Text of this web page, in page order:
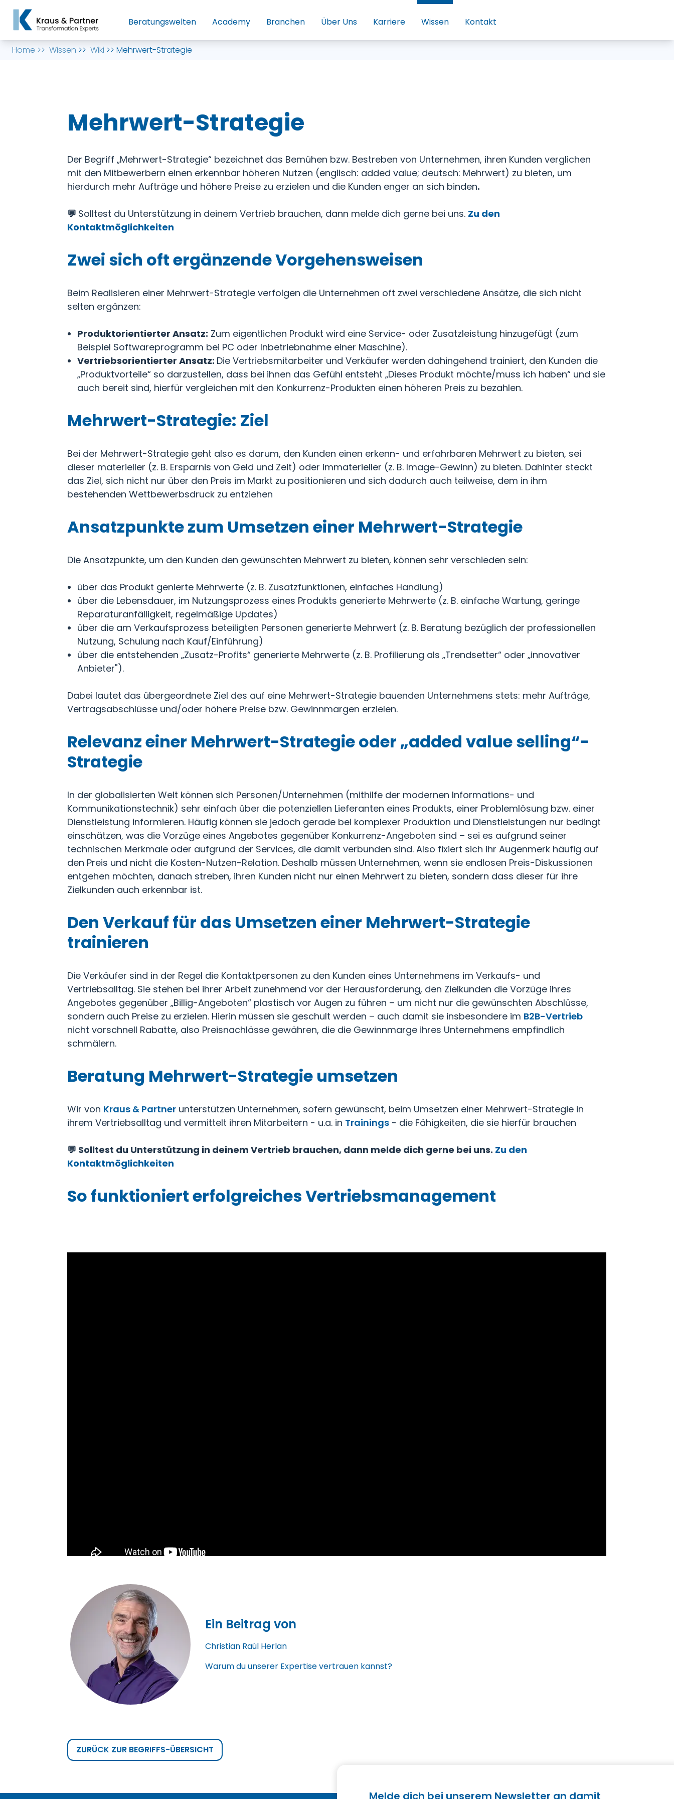
Beratungswelten Academy Branchen Über Uns Karriere Wissen Kontakt
Home >> Wissen >> Wiki >> Mehrwert-Strategie
Mehrwert-Strategie
Der Begriff „Mehrwert-Strategie“ bezeichnet das Bemühen bzw. Bestreben von Unternehmen, ihren Kunden verglichen
mit den Mitbewerbern einen erkennbar höheren Nutzen (englisch: added value; deutsch: Mehrwert) zu bieten, um
hierdurch mehr Aufträge und höhere Preise zu erzielen und die Kunden enger an sich binden.
💬 Solltest du Unterstützung in deinem Vertrieb brauchen, dann melde dich gerne bei uns. Zu den
Kontaktmöglichkeiten
Zwei sich oft ergänzende Vorgehensweisen
Beim Realisieren einer Mehrwert-Strategie verfolgen die Unternehmen oft zwei verschiedene Ansätze, die sich nicht
selten ergänzen:
Produktorientierter Ansatz: Zum eigentlichen Produkt wird eine Service- oder Zusatzleistung hinzugefügt (zum
Beispiel Softwareprogramm bei PC oder Inbetriebnahme einer Maschine).
Vertriebsorientierter Ansatz: Die Vertriebsmitarbeiter und Verkäufer werden dahingehend trainiert, den Kunden die
„Produktvorteile“ so darzustellen, dass bei ihnen das Gefühl entsteht „Dieses Produkt möchte/muss ich haben“ und sie
auch bereit sind, hierfür vergleichen mit den Konkurrenz-Produkten einen höheren Preis zu bezahlen.
Mehrwert-Strategie: Ziel
Bei der Mehrwert-Strategie geht also es darum, den Kunden einen erkenn- und erfahrbaren Mehrwert zu bieten, sei
dieser materieller (z. B. Ersparnis von Geld und Zeit) oder immaterieller (z. B. Image-Gewinn) zu bieten. Dahinter steckt
das Ziel, sich nicht nur über den Preis im Markt zu positionieren und sich dadurch auch teilweise, dem in ihm
bestehenden Wettbewerbsdruck zu entziehen
Ansatzpunkte zum Umsetzen einer Mehrwert-Strategie
Die Ansatzpunkte, um den Kunden den gewünschten Mehrwert zu bieten, können sehr verschieden sein:
über das Produkt genierte Mehrwerte (z. B. Zusatzfunktionen, einfaches Handlung)
über die Lebensdauer, im Nutzungsprozess eines Produkts generierte Mehrwerte (z. B. einfache Wartung, geringe
Reparaturanfälligkeit, regelmäßige Updates)
über die am Verkaufsprozess beteiligten Personen generierte Mehrwert (z. B. Beratung bezüglich der professionellen
Nutzung, Schulung nach Kauf/Einführung)
über die entstehenden „Zusatz-Profits“ generierte Mehrwerte (z. B. Profilierung als „Trendsetter“ oder „innovativer
Anbieter").
Dabei lautet das übergeordnete Ziel des auf eine Mehrwert-Strategie bauenden Unternehmens stets: mehr Aufträge,
Vertragsabschlüsse und/oder höhere Preise bzw. Gewinnmargen erzielen.
Relevanz einer Mehrwert-Strategie oder „added value selling“-
Strategie
In der globalisierten Welt können sich Personen/Unternehmen (mithilfe der modernen Informations- und
Kommunikationstechnik) sehr einfach über die potenziellen Lieferanten eines Produkts, einer Problemlösung bzw. einer
Dienstleistung informieren. Häufig können sie jedoch gerade bei komplexer Produktion und Dienstleistungen nur bedingt
einschätzen, was die Vorzüge eines Angebotes gegenüber Konkurrenz-Angeboten sind – sei es aufgrund seiner
technischen Merkmale oder aufgrund der Services, die damit verbunden sind. Also fixiert sich ihr Augenmerk häufig auf
den Preis und nicht die Kosten-Nutzen-Relation. Deshalb müssen Unternehmen, wenn sie endlosen Preis-Diskussionen
entgehen möchten, danach streben, ihren Kunden nicht nur einen Mehrwert zu bieten, sondern dass dieser für ihre
Zielkunden auch erkennbar ist.
Den Verkauf für das Umsetzen einer Mehrwert-Strategie
trainieren
Die Verkäufer sind in der Regel die Kontaktpersonen zu den Kunden eines Unternehmens im Verkaufs- und
Vertriebsalltag. Sie stehen bei ihrer Arbeit zunehmend vor der Herausforderung, den Zielkunden die Vorzüge ihres
Angebotes gegenüber „Billig-Angeboten“ plastisch vor Augen zu führen – um nicht nur die gewünschten Abschlüsse,
sondern auch Preise zu erzielen. Hierin müssen sie geschult werden – auch damit sie insbesondere im B2B-Vertrieb
nicht vorschnell Rabatte, also Preisnachlässe gewähren, die die Gewinnmarge ihres Unternehmens empfindlich
schmälern.
Beratung Mehrwert-Strategie umsetzen
Wir von Kraus & Partner unterstützen Unternehmen, sofern gewünscht, beim Umsetzen einer Mehrwert-Strategie in
ihrem Vertriebsalltag und vermittelt ihren Mitarbeitern - u.a. in Trainings - die Fähigkeiten, die sie hierfür brauchen
💬 Solltest du Unterstützung in deinem Vertrieb brauchen, dann melde dich gerne bei uns. Zu den
Kontaktmöglichkeiten
So funktioniert erfolgreiches Vertriebsmanagement
Ein Beitrag von
Christian Raúl Herlan
Warum du unserer Expertise vertrauen kannst?
ZURÜCK ZUR BEGRIFFS-ÜBERSICHT
Melde dich bei unserem Newsletter an damit